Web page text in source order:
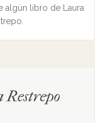
algún libro de Laura